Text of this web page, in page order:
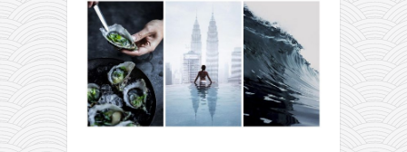
летите
Варшавы!
Авиабилеты
в
Иорданию
всего